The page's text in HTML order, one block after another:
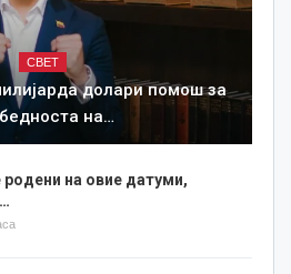
СВЕТ
долари помош за
на…
родени на овие датуми,